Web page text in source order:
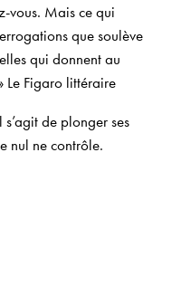
vous. Mais ce qui
que soulève
qui donnent au
Le Figaro littéraire
de plonger ses
nul ne contrôle.